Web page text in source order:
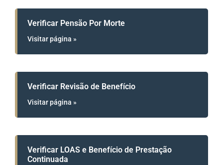
Verificar Pensão Por Morte
Visitar página »
Verificar Revisão de Benefício
Visitar página »
Verificar LOAS e Benefício de Prestação
Continuada